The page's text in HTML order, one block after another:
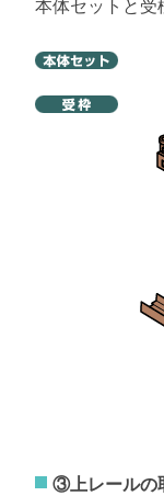
本体セットと受
③上レールの